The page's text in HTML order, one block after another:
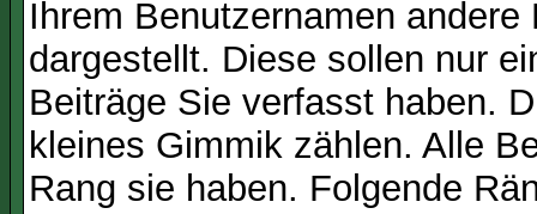
Ihrem Benutzernamen
dargestellt. Diese sollen nur
Beiträge Sie verfasst haben.
kleines Gimmik zählen. Alle
Rang sie haben. Folgende